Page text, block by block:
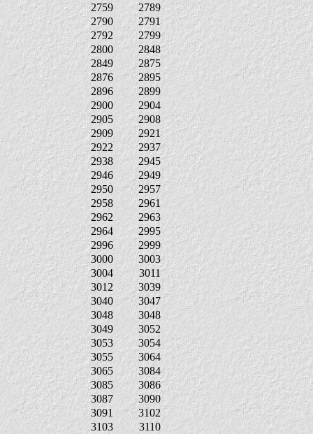
2759
2789
2790
2791
2792
2799
2800
2848
2849
2875
2876
2895
2896
2899
2900
2904
2905
2908
2909
2921
2922
2937
2938
2945
2946
2949
2950
2957
2958
2961
2962
2963
2964
2995
2996
2999
3000
3003
3004
3011
3012
3039
3040
3047
3048
3048
3049
3052
3053
3054
3055
3064
3065
3084
3085
3086
3087
3090
3091
3102
3103
3110